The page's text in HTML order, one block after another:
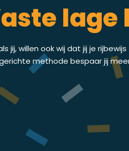
lage
jij, willen ook wij dat jij je
methode bespaar jij